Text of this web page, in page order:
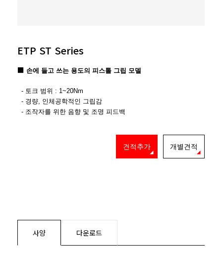
ETP ST Series
■ 손에 들고 쓰는 용도의 피스톨 그립 모델
- 토크 범위 : 1~20Nm
- 경량, 인체공학적인 그립감
- 조작자를 위한 음향 및 조명 피드백
견적추가 개별견적
사양 다운로드